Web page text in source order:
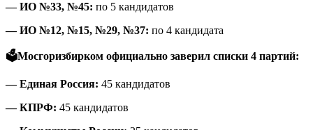
— ИО №33, №45: по 5 кандидатов
— ИО №12, №15, №29, №37: по 4 кандидата
🗳Мосгоризбирком официально заверил списки 4 партий:
— Единая Россия: 45 кандидатов
— КПРФ: 45 кандидатов